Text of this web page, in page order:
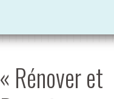
« Rénover et